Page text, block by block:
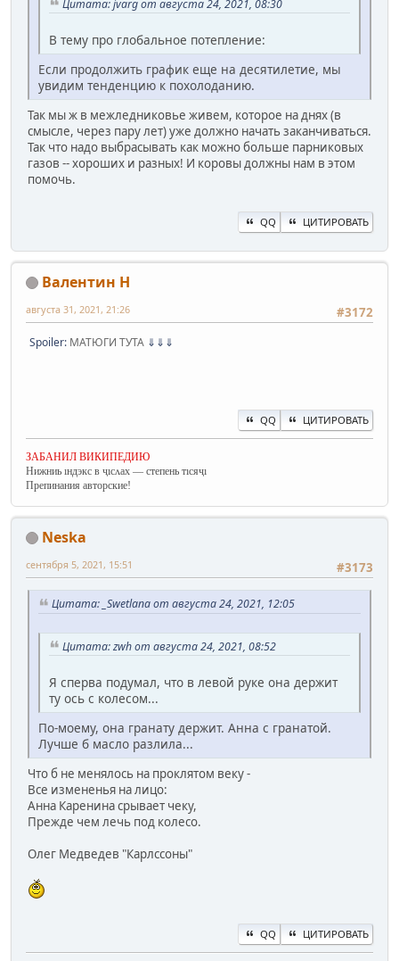
Цитата: jvarg от августа 24, 2021, 08:30
В тему про глобальное потепление:
Если продолжить график еще на десятилетие, мы
увидим тенденцию к похолоданию.
Так мы ж в межледниковье живем, которое на днях (в
смысле, через пару лет) уже должно начать заканчиваться.
Так что надо выбрасывать как можно больше парниковых
газов -- хороших и разных! И коровы должны нам в этом
помочь.
QQ ЦИТИРОВАТЬ
Валентин Н
#3172
августа 31, 2021, 21:26
Spoiler: МАТЮГИ ТУТА ⇓⇓⇓
QQ ЦИТИРОВАТЬ
ЗАБАНИЛ ВИКИПЕДИЮ
Нижниь ıндэкс в ҷıсʌах — степень тıсяҷı
Препинания авторские!
Neska
#3173
сентября 5, 2021, 15:51
Цитата: _Swetlana от августа 24, 2021, 12:05
Цитата: zwh от августа 24, 2021, 08:52
Я сперва подумал, что в левой руке она держит
ту ось с колесом...
По-моему, она гранату держит. Анна с гранатой.
Лучше б масло разлила...
Что б не менялось на проклятом веку -
Все измененья на лицо:
Анна Каренина срывает чеку,
Прежде чем лечь под колесо.
Олег Медведев "Карлссоны"
QQ ЦИТИРОВАТЬ